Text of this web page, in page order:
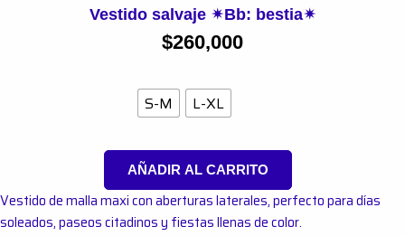
Vestido salvaje ✴︎Bb: bestia✴︎
$260,000
S-M L-XL
AÑADIR AL CARRITO
Vestido de malla maxi con aberturas laterales, perfecto para días
soleados, paseos citadinos y fiestas llenas de color.